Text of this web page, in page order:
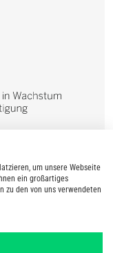
um unsere Webseite
ein großartiges
zu den von uns verwendeten